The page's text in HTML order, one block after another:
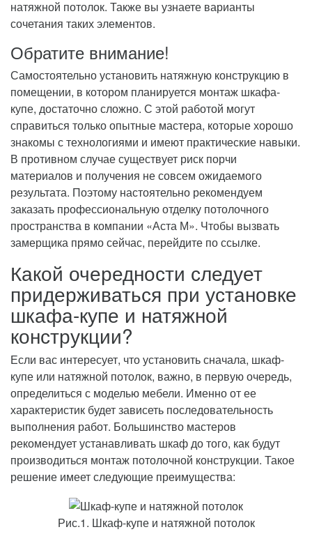
натяжной потолок. Также вы узнаете варианты
сочетания таких элементов.
Обратите внимание!
Самостоятельно установить натяжную конструкцию в
помещении, в котором планируется монтаж шкафа-
купе, достаточно сложно. С этой работой могут
справиться только опытные мастера, которые хорошо
знакомы с технологиями и имеют практические навыки.
В противном случае существует риск порчи
материалов и получения не совсем ожидаемого
результата. Поэтому настоятельно рекомендуем
заказать профессиональную отделку потолочного
пространства в компании «Аста М». Чтобы вызвать
замерщика прямо сейчас, перейдите по ссылке.
Какой очередности следует
придерживаться при установке
шкафа-купе и натяжной
конструкции?
Если вас интересует, что установить сначала, шкаф-
купе или натяжной потолок, важно, в первую очередь,
определиться с моделью мебели. Именно от ее
характеристик будет зависеть последовательность
выполнения работ. Большинство мастеров
рекомендует устанавливать шкаф до того, как будут
производиться монтаж потолочной конструкции. Такое
решение имеет следующие преимущества:
Рис.1. Шкаф-купе и натяжной потолок